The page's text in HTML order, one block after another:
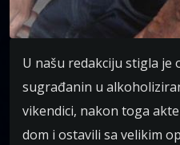
U našu redakciju stigla je
sugrađanin u
vikendici, nakon toga
dom i ostavili sa velikim